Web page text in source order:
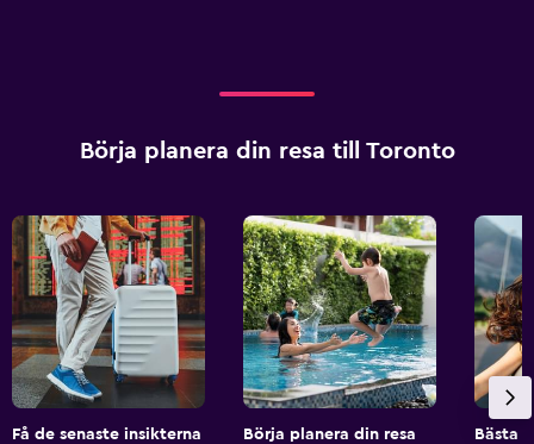
Börja planera din resa till Toronto
Få de senaste insikterna
Börja planera din resa
Bästa